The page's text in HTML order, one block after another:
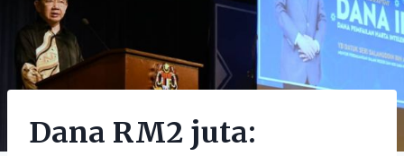
Dana RM2 juta: